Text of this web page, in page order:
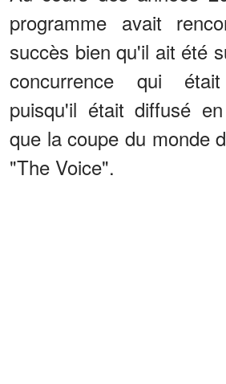
programme avait
succès bien qu'il ait été
concurrence qui était
puisqu'il était diffusé
que la coupe du monde
"The Voice".